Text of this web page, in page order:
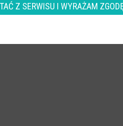
Z SERWISU I WYRAŻAM